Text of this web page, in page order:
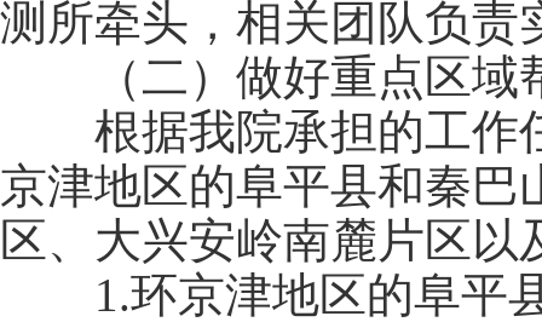
测所牵头，相关团队负
（二）做好重点区域
根据我院承担的工作
京津地区的阜平县和秦巴
区、大兴安岭南麓片区以
1.环京津地区的阜平县